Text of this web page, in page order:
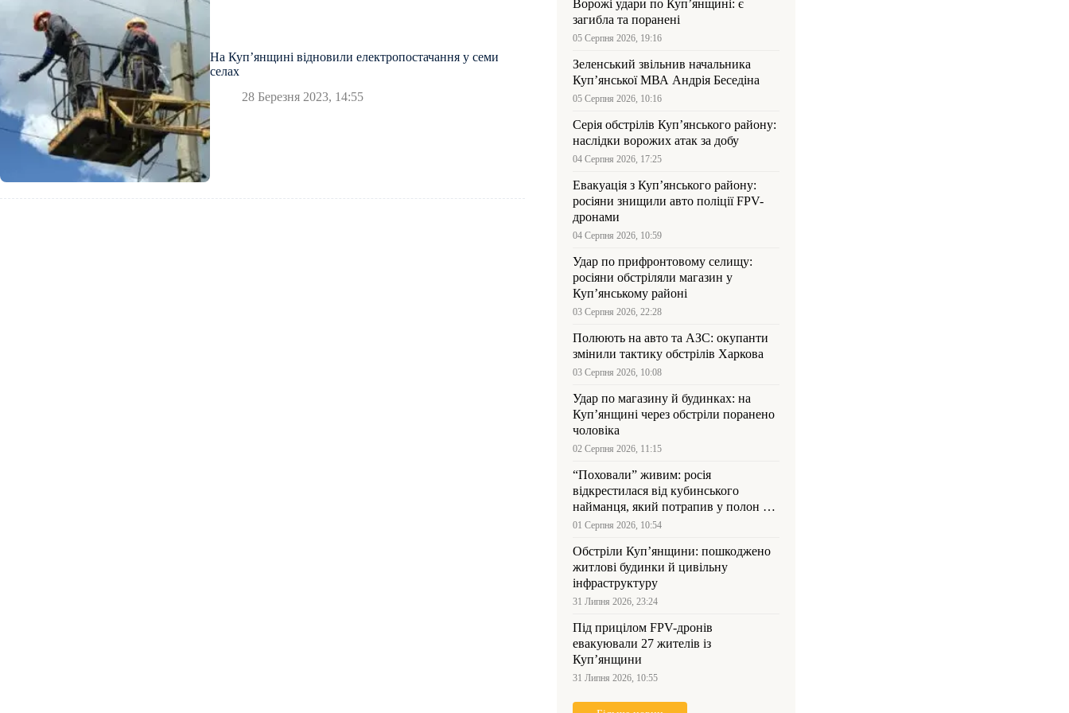
На Куп’янщині відновили електропостачання у семи
селах
28 Березня 2023, 14:55
Ворожі удари по Куп’янщині: є
загибла та поранені
05 Серпня 2026, 19:16
Зеленський звільнив начальника
Купʼянської МВА Андрія Беседіна
05 Серпня 2026, 10:16
Серія обстрілів Куп’янського району:
наслідки ворожих атак за добу
04 Серпня 2026, 17:25
Евакуація з Куп’янського району:
росіяни знищили авто поліції FPV-
дронами
04 Серпня 2026, 10:59
Удар по прифронтовому селищу:
росіяни обстріляли магазин у
Куп’янському районі
03 Серпня 2026, 22:28
Полюють на авто та АЗС: окупанти
змінили тактику обстрілів Харкова
03 Серпня 2026, 10:08
Удар по магазину й будинках: на
Куп’янщині через обстріли поранено
чоловіка
02 Серпня 2026, 11:15
“Поховали” живим: росія
відкрестилася від кубинського
найманця, який потрапив у полон на
Куп’янщині
01 Серпня 2026, 10:54
Обстріли Куп’янщини: пошкоджено
житлові будинки й цивільну
інфраструктуру
31 Липня 2026, 23:24
Під прицілом FPV-дронів
евакуювали 27 жителів із
Куп’янщини
31 Липня 2026, 10:55